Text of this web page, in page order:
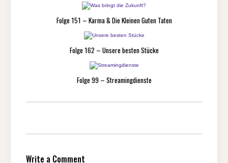
Folge 151 – Karma & Die Kleinen Guten Taten
Folge 162 – Unsere besten Stücke
Folge 99 – Streamingdienste
Write a Comment